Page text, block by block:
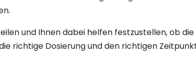
und Ihnen dabei helfen festzustellen, ob
richtige Dosierung und den richtigen